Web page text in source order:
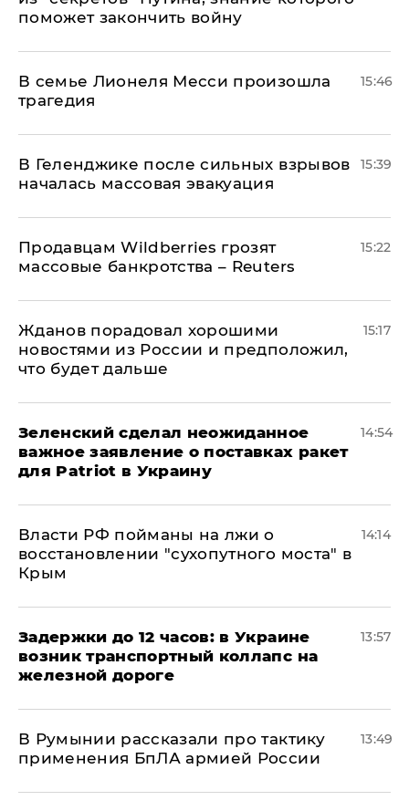
поможет закончить войну
В семье Лионеля Месси произошла
трагедия
15:46
В Геленджике после сильных взрывов
началась массовая эвакуация
15:39
Продавцам Wildberries грозят
массовые банкротства – Reuters
15:22
Жданов порадовал хорошими
новостями из России и предположил,
что будет дальше
15:17
Зеленский сделал неожиданное
важное заявление о поставках ракет
для Patriot в Украину
14:54
Власти РФ пойманы на лжи о
восстановлении "сухопутного моста" в
Крым
14:14
Задержки до 12 часов: в Украине
возник транспортный коллапс на
железной дороге
13:57
В Румынии рассказали про тактику
применения БпЛА армией России
13:49